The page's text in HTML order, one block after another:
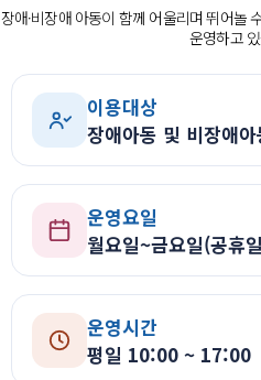
늘 처음의 마음으로 함께 하겠습니다.
장애·비장애 아동이 함께 어울리며 뛰어놀
운영하고
이용대상
장애아동 및 비장애
운영요일
월요일~금요일(공휴
운영시간
평일 10:00 ~ 17:00